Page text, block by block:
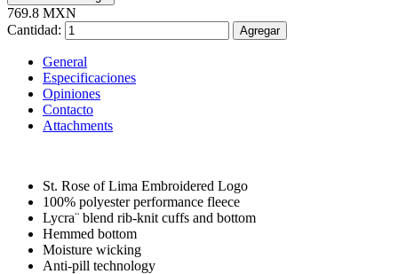
769.8 MXN
Cantidad:
Agregar
General
Especificaciones
Opiniones
Contacto
Attachments
St. Rose of Lima Embroidered Logo
100% polyester performance fleece
Lycra¨ blend rib-knit cuffs and bottom
Hemmed bottom
Moisture wicking
Anti-pill technology